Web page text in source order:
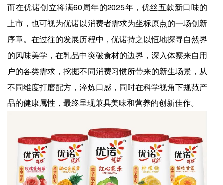
而在优诺创立将满60周年的2025年，优丝五款新口味的
上市，也可视为优诺以消费者需求为坐标原点的一场创新
序章。在过往的发展历程中，优诺持之以恒地探寻自然界
的风味美学，在乳品中突破食材的边界，深入体察来自用
户的各类需求，挖掘不同消费习惯所带来的新生场景，从
不同维度打磨配方，淬炼口感，同时在科学视角下规范产
品的健康属性，最终呈现兼具美味和营养的创新佳作。